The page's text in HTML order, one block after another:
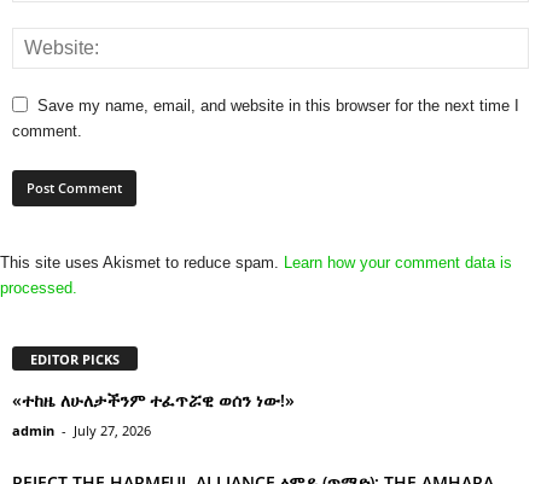
Save my name, email, and website in this browser for the next time I
comment.
This site uses Akismet to reduce spam. Learn how your comment data is
processed.
EDITOR PICKS
«ተከዜ ለሁለታችንም ተፈጥሯዊ ወሰን ነው!»
admin - July 27, 2026